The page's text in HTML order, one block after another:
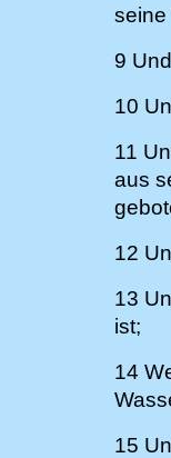
seine
9
10
11
aus
12
13
ist;
14
15